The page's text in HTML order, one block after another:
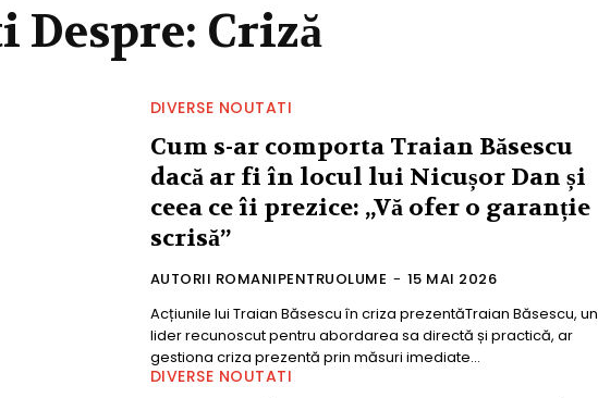
Despre: Criză
DIVERSE NOUTATI
Cum s-ar comporta Traian Băsescu
dacă ar fi în locul lui Nicușor Dan și
ceea ce îi prezice: „Vă ofer o garanție
scrisă”
AUTORII ROMANIPENTRUOLUME - 15 MAI 2026
Acțiunile lui Traian Băsescu în criza prezentăTraian Băsescu, un
lider recunoscut pentru abordarea sa directă și practică, ar
gestiona criza prezentă prin măsuri imediate...
DIVERSE NOUTATI